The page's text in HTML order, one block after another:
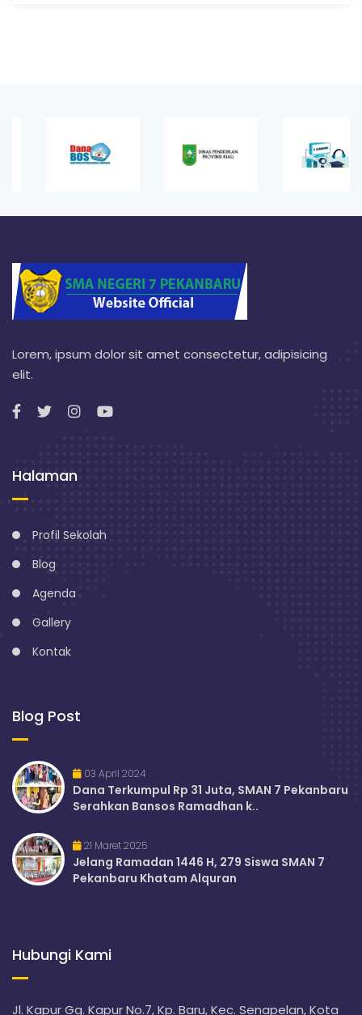
Lorem, ipsum dolor sit amet consectetur, adipisicing
elit.
Halaman
Profil Sekolah
Blog
Agenda
Gallery
Kontak
Blog Post
03 April 2024
Dana Terkumpul Rp 31 Juta, SMAN 7 Pekanbaru
Serahkan Bansos Ramadhan k..
21 Maret 2025
Jelang Ramadan 1446 H, 279 Siswa SMAN 7
Pekanbaru Khatam Alquran
Hubungi Kami
Jl. Kapur Gg. Kapur No.7, Kp. Baru, Kec. Senapelan, Kota